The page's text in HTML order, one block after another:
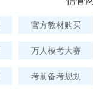
官方教材购买
万人模考大赛
考前备考规划